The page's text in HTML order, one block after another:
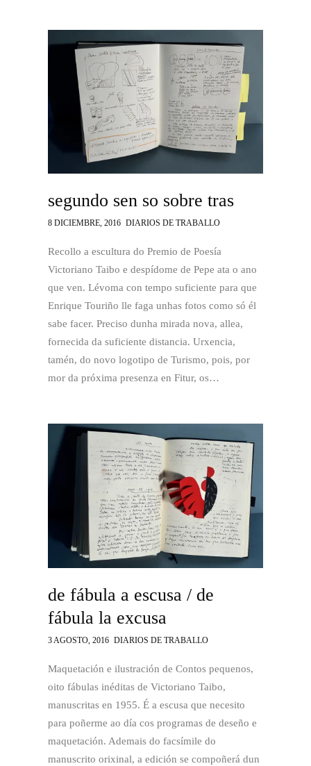
segundo sen so sobre tras
8 DICIEMBRE, 2016 DIARIOS DE TRABALLO
Recollo a escultura do Premio de Poesía
Victoriano Taibo e despídome de Pepe ata o ano
que ven. Lévoma con tempo suficiente para que
Enrique Touriño lle faga unhas fotos como só él
sabe facer. Preciso dunha mirada nova, allea,
fornecida da suficiente distancia. Urxencia,
tamén, do novo logotipo de Turismo, pois, por
mor da próxima presenza en Fitur, os…
de fábula a escusa / de
fábula la excusa
3 AGOSTO, 2016 DIARIOS DE TRABALLO
Maquetación e ilustración de Contos pequenos,
oito fábulas inéditas de Victoriano Taibo,
manuscritas en 1955. É a escusa que necesito
para poñerme ao día cos programas de deseño e
maquetación. Ademais do facsímile do
manuscrito orixinal, a edición se compoñerá dun